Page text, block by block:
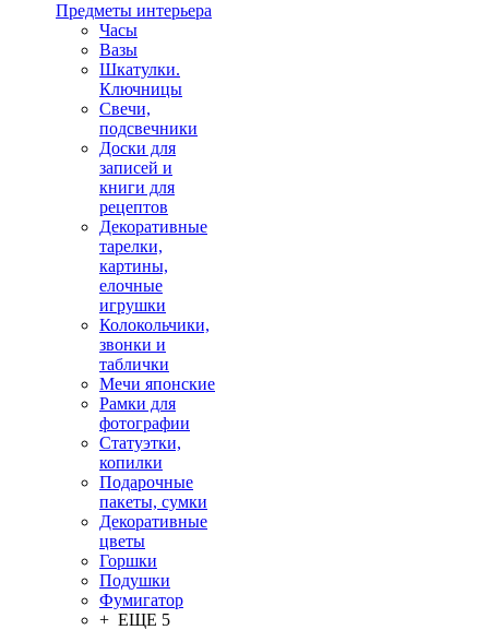
Предметы интерьера
Часы
Вазы
Шкатулки.
Ключницы
Свечи,
подсвечники
Доски для
записей и
книги для
рецептов
Декоративные
тарелки,
картины,
елочные
игрушки
Колокольчики,
звонки и
таблички
Мечи японские
Рамки для
фотографии
Статуэтки,
копилки
Подарочные
пакеты, сумки
Декоративные
цветы
Горшки
Подушки
Фумигатор
+ ЕЩЕ 5